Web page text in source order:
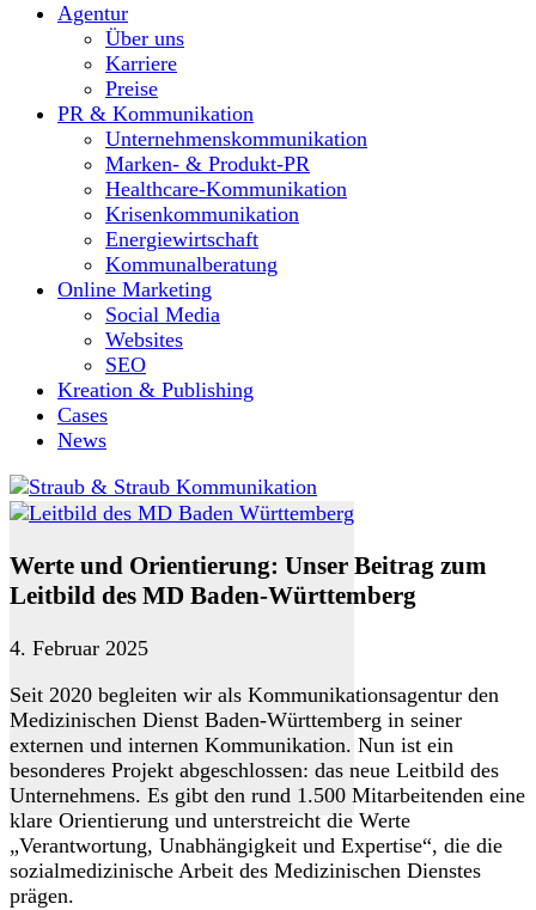
Agentur
Über uns
Karriere
Preise
PR & Kommunikation
Unternehmenskommunikation
Marken- & Produkt-PR
Healthcare-Kommunikation
Krisenkommunikation
Energiewirtschaft
Kommunalberatung
Online Marketing
Social Media
Websites
SEO
Kreation & Publishing
Cases
News
Werte und Orientierung: Unser Beitrag zum
Leitbild des MD Baden-Württemberg
4. Februar 2025
Seit 2020 begleiten wir als Kommunikationsagentur den
Medizinischen Dienst Baden-Württemberg in seiner
externen und internen Kommunikation. Nun ist ein
besonderes Projekt abgeschlossen: das neue Leitbild des
Unternehmens. Es gibt den rund 1.500 Mitarbeitenden eine
klare Orientierung und unterstreicht die Werte
„Verantwortung, Unabhängigkeit und Expertise“, die die
sozialmedizinische Arbeit des Medizinischen Dienstes
prägen.